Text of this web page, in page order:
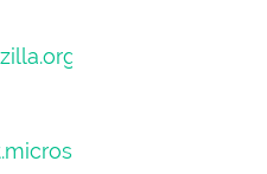
de/firefox/dnt/
de-